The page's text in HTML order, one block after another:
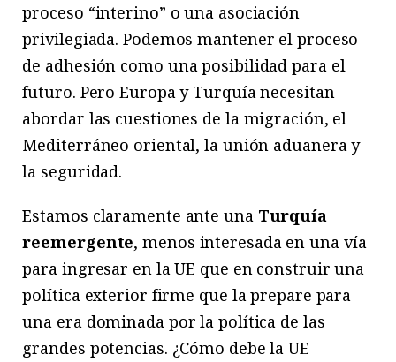
proceso “interino” o una asociación
privilegiada. Podemos mantener el proceso
de adhesión como una posibilidad para el
futuro. Pero Europa y Turquía necesitan
abordar las cuestiones de la migración, el
Mediterráneo oriental, la unión aduanera y
la seguridad.
Estamos claramente ante una Turquía
reemergente, menos interesada en una vía
para ingresar en la UE que en construir una
política exterior firme que la prepare para
una era dominada por la política de las
grandes potencias. ¿Cómo debe la UE